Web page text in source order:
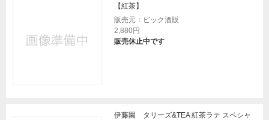
【紅茶】
販売元：ビック酒販
2,880円
販売休止中です
伊藤園 タリーズ&TEA 紅茶ラテ スペシャ